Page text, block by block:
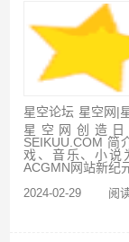
星空论坛 星空网|
星空网创造
SEIKUU.COM 简
戏、音乐、小说
ACGMN网站新纪
2024-02-29 阅